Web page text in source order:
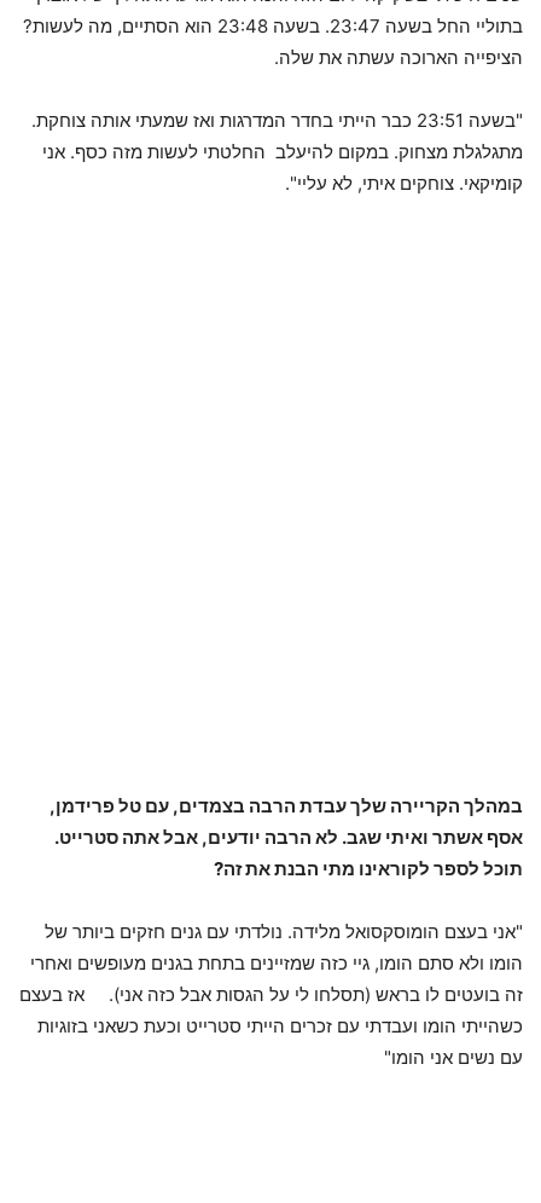
בתוליי החל בשעה 23:47. בשעה 23:48 הוא הסתיים, מה לעשות?
הציפייה הארוכה עשתה את שלה.
"בשעה 23:51 כבר הייתי בחדר המדרגות ואז שמעתי אותה צוחקת.
מתגלגלת מצחוק. במקום להיעלב החלטתי לעשות מזה כסף. אני
קומיקאי. צוחקים איתי, לא עליי".
במהלך הקריירה שלך עבדת הרבה בצמדים, עם טל פרידמן,
אסף אשתר ואיתי שגב. לא הרבה יודעים, אבל אתה סטרייט.
תוכל לספר לקוראינו מתי הבנת את זה?
"אני בעצם הומוסקסואל מלידה. נולדתי עם גנים חזקים ביותר של
הומו ולא סתם הומו, גיי כזה שמזיינים בתחת בגנים מעופשים ואחרי
זה בועטים לו בראש (תסלחו לי על הגסות אבל כזה אני). אז בעצם
כשהייתי הומו ועבדתי עם זכרים הייתי סטרייט וכעת כשאני בזוגיות
עם נשים אני הומו"